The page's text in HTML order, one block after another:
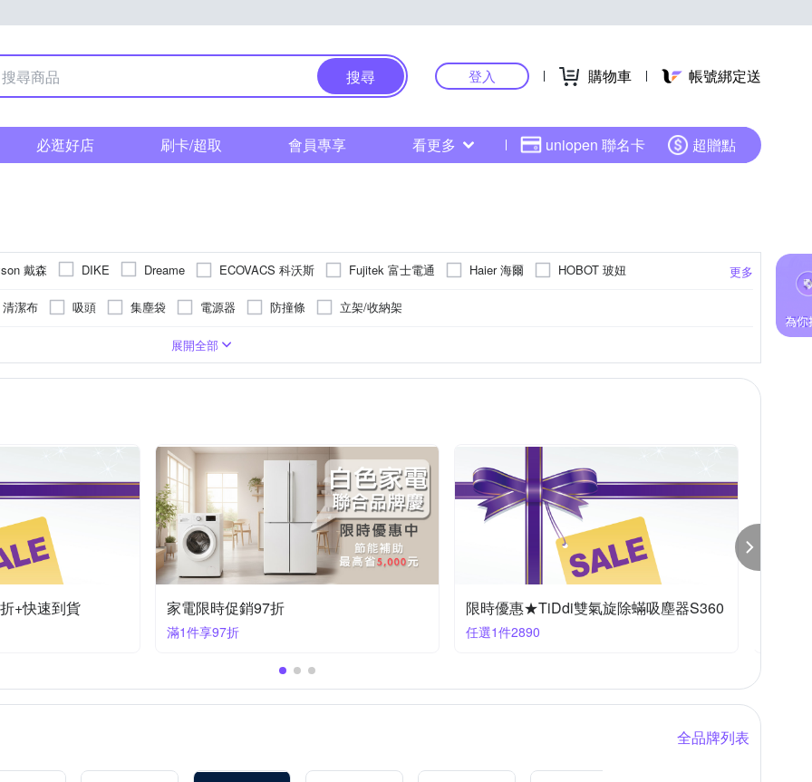
搜尋 登入 購物車 帳號綁定送
必逛好店 刷卡/超取 會員專享 看更多 uniopen 聯名卡 超贈點
更多
戴森 DIKE Dreame ECOVACS 科沃斯 Fujitek 富士電通 Haier 海爾
HOBOT 玻妞
KINYO
LG 樂金 Mdovia Mr.Smart PHILIPS 飛利浦
其他品牌
金德恩
清潔布 吸頭 集塵袋 電源器 防撞條
立架/收納架
240V直線清掃
展開全部
+快速到貨 清潔家電限時促銷92折
滿1件享92折
指定吸塵器｜任2件再折100+快速到貨
滿2件折100
全品牌列表